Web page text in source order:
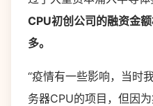
CPU初创公司的融资金
多。
“疫情有一些影响，当时
务器CPU的项目，但因